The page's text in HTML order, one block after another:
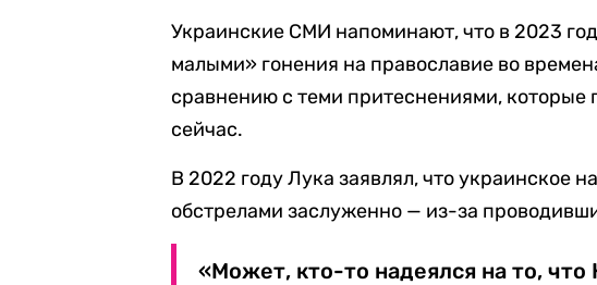
Украинские СМИ напоминают, что в 2023
малыми» гонения на православие во
сравнению с теми притеснениями, которые
сейчас.
В 2022 году Лука заявлял, что украинское
обстрелами заслуженно — из-за
«Может, кто-то надеялся на то,